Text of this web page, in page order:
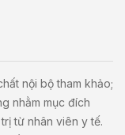
nội bộ tham khảo;
nhằm mục đích
từ nhân viên y tế.